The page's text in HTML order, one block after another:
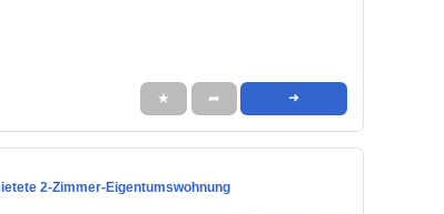
★ ➦ ➜
2-Zimmer-Eigentumswohnung